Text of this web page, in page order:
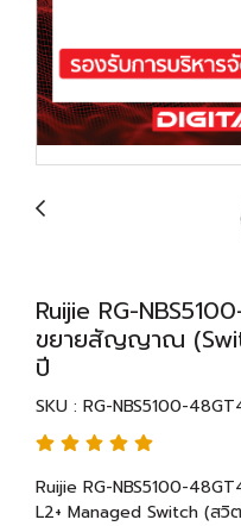
Ruijie RG-
ขยายสัญญาณ
ปี
SKU : RG-NBS5100-
Ruijie RG-NBS5100-
L2+ Managed Switch (ส